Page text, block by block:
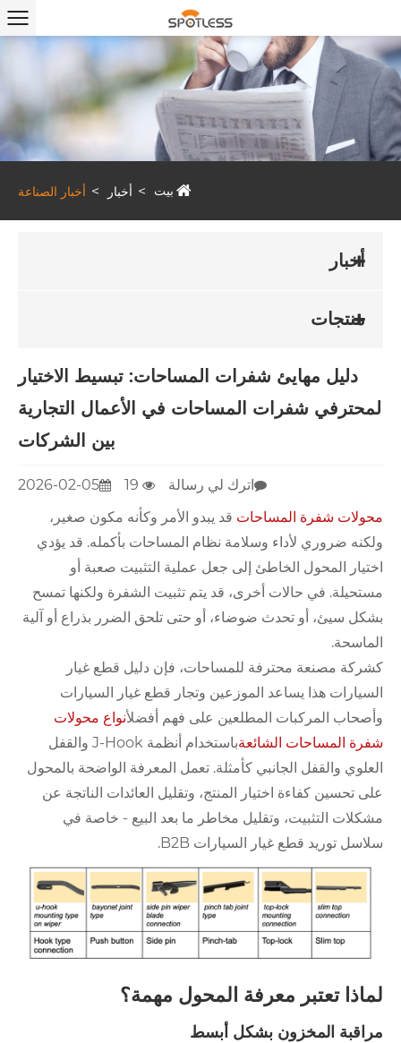
بيت أخبار أخبار الصناعة
أخبار
منتجات
دليل مهايئ شفرات المساحات: تبسيط الاختيار
لمحترفي شفرات المساحات في الأعمال التجارية
بين الشركات
2026-02-05
اترك لي رسالة
محولات شفرة المساحات قد يبدو الأمر وكأنه مكون صغير،
ولكنه ضروري لأداء وسلامة نظام المساحات بأكمله. قد يؤدي
اختيار المحول الخاطئ إلى جعل عملية التثبيت صعبة أو
مستحيلة. في حالات أخرى، قد يتم تثبيت الشفرة ولكنها تمسح
بشكل سيئ، أو تحدث ضوضاء، أو حتى تلحق الضرر بذراع أو آلية
الماسحة.
كشركة مصنعة محترفة للمساحات، فإن دليل قطع غيار
السيارات هذا يساعد الموزعين وتجار قطع غيار السيارات
وأصحاب المركبات المطلعين على فهم أفضلأنواع محولات
شفرة المساحات الشائعة
باستخدام أنظمة J-Hook والقفل
العلوي والقفل الجانبي كأمثلة. تعمل المعرفة الواضحة بالمحول
على تحسين كفاءة اختيار المنتج، وتقليل العائدات الناتجة عن
مشكلات التثبيت، وتقليل مخاطر ما بعد البيع - خاصة في
سلاسل توريد قطع غيار السيارات B2B.
لماذا تعتبر معرفة المحول مهمة؟
مراقبة المخزون بشكل أبسط